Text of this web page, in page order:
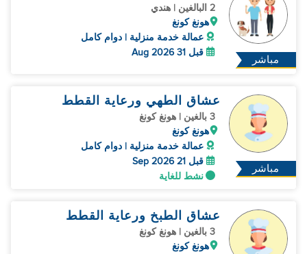
مباشر
2 البالغين | هندي
هونغ كونغ
عمالة خدمة منزلية | دوام كامل
قبل 31 Aug 2026
مباشر
عشاق الطهي ورعاية القطط
3 بالغين | هونغ كونغ
هونغ كونغ
عمالة خدمة منزلية | دوام كامل
قبل 21 Sep 2026
نشط للغاية
عشاق الطبخ ورعاية القطط
3 بالغين | هونغ كونغ
هونغ كونغ